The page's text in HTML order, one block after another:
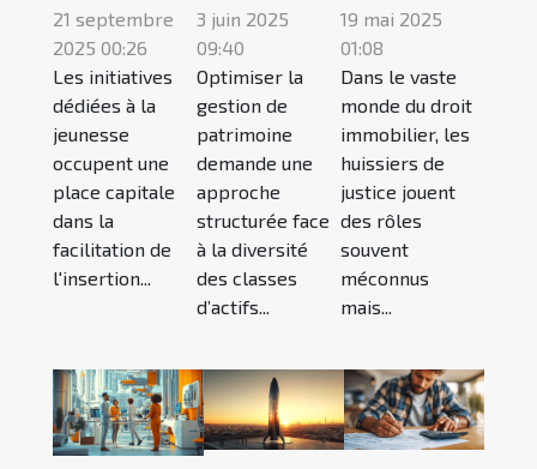
21 septembre
2025 00:26
Les initiatives
dédiées à la
jeunesse
occupent une
place capitale
dans la
facilitation de
l'insertion...
3 juin 2025
09:40
Optimiser la
gestion de
patrimoine
demande une
approche
structurée face
à la diversité
des classes
d’actifs...
19 mai 2025
01:08
Dans le vaste
monde du droit
immobilier, les
huissiers de
justice jouent
des rôles
souvent
méconnus
mais...